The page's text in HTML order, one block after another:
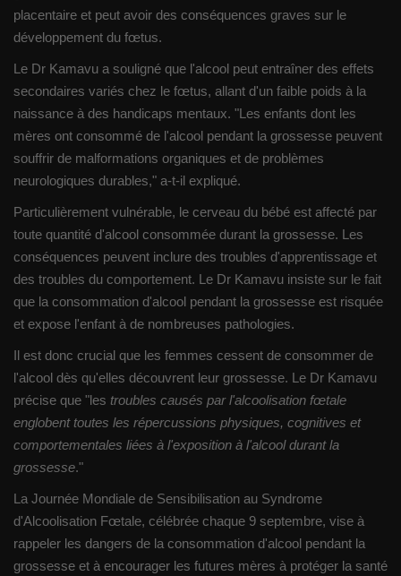
placentaire et peut avoir des conséquences graves sur le
développement du fœtus.
Le Dr Kamavu a souligné que l'alcool peut entraîner des effets
secondaires variés chez le fœtus, allant d'un faible poids à la
naissance à des handicaps mentaux. "Les enfants dont les
mères ont consommé de l'alcool pendant la grossesse peuvent
souffrir de malformations organiques et de problèmes
neurologiques durables," a-t-il expliqué.
Particulièrement vulnérable, le cerveau du bébé est affecté par
toute quantité d'alcool consommée durant la grossesse. Les
conséquences peuvent inclure des troubles d'apprentissage et
des troubles du comportement. Le Dr Kamavu insiste sur le fait
que la consommation d'alcool pendant la grossesse est risquée
et expose l'enfant à de nombreuses pathologies.
Il est donc crucial que les femmes cessent de consommer de
l'alcool dès qu'elles découvrent leur grossesse. Le Dr Kamavu
précise que "les troubles causés par l'alcoolisation fœtale
englobent toutes les répercussions physiques, cognitives et
comportementales liées à l'exposition à l'alcool durant la
grossesse."
La Journée Mondiale de Sensibilisation au Syndrome
d'Alcoolisation Fœtale, célébrée chaque 9 septembre, vise à
rappeler les dangers de la consommation d'alcool pendant la
grossesse et à encourager les futures mères à protéger la santé